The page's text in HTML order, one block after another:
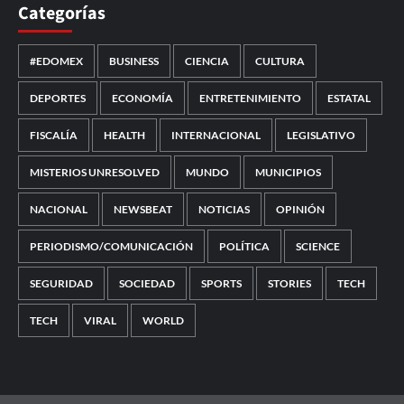
Categorías
#EDOMEX BUSINESS CIENCIA CULTURA
DEPORTES ECONOMÍA ENTRETENIMIENTO ESTATAL
FISCALÍA HEALTH INTERNACIONAL LEGISLATIVO
MISTERIOS UNRESOLVED MUNDO MUNICIPIOS
NACIONAL NEWSBEAT NOTICIAS OPINIÓN
PERIODISMO/COMUNICACIÓN POLÍTICA SCIENCE
SEGURIDAD SOCIEDAD SPORTS STORIES TECH
TECH VIRAL WORLD